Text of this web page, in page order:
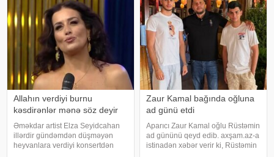
Allahın verdiyi burnu
kəsdirənlər mənə söz deyir
Əməkdar artist Elza Seyidcahan
illərdir gündəmdən düşməyən
heyvanlara verdiyi konsertdən
Zaur Kamal bağında oğluna
ad günü etdi
Aparıcı Zaur Kamal oğlu Rüstəmin
ad gününü qeyd edib. axşam.az-a
istinadən xəbər verir ki, Rüstəmin